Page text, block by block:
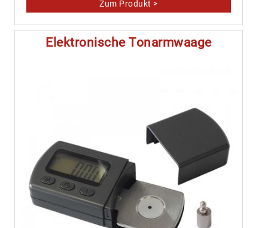
Elektronische Tonarmwaage